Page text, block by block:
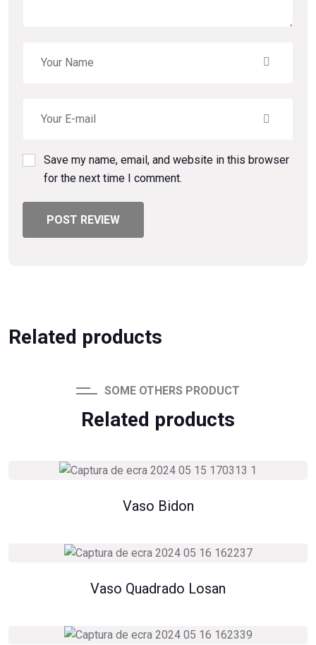
Save my name, email, and website in this browser
for the next time I comment.
POST REVIEW
Related products
SOME OTHERS PRODUCT
Related products
Vaso Bidon
Vaso Quadrado Losan